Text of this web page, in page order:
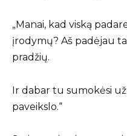
„Manai, kad viską
įrodymų? Aš padėjau
pradžių.
Ir dabar tu sumokėsi
paveikslo.“